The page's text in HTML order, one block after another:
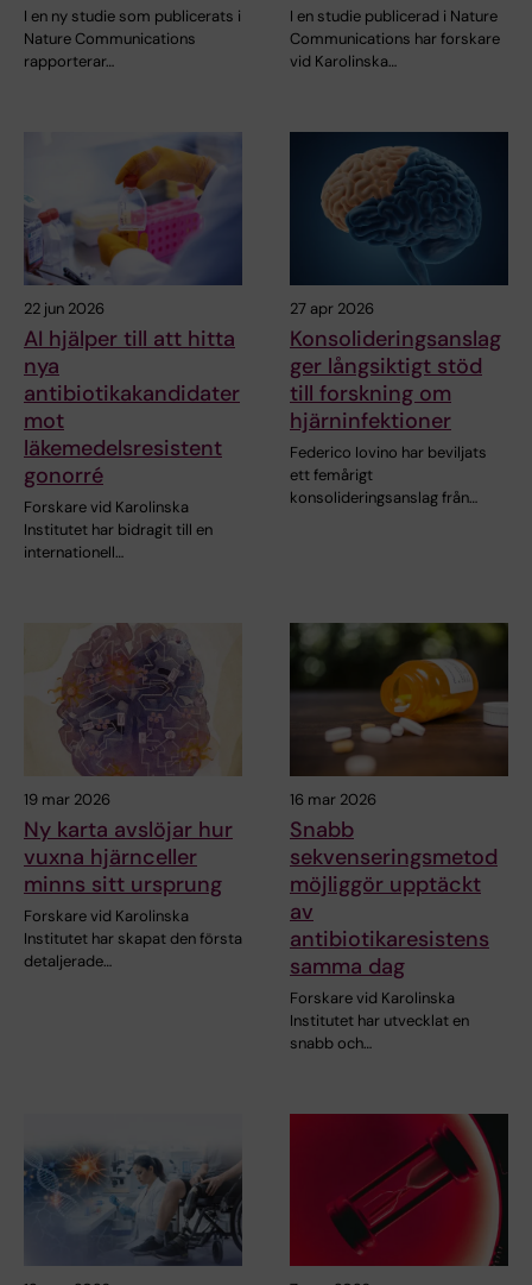
I en ny studie som publicerats i
Nature Communications
rapporterar…
I en studie publicerad i Nature
Communications har forskare
vid Karolinska…
22 jun 2026
AI hjälper till att hitta
nya
antibiotikakandidater
mot
läkemedelsresistent
gonorré
Forskare vid Karolinska
Institutet har bidragit till en
internationell…
27 apr 2026
Konsolideringsanslag
ger långsiktigt stöd
till forskning om
hjärninfektioner
Federico Iovino har beviljats
ett femårigt
konsolideringsanslag från…
19 mar 2026
Ny karta avslöjar hur
vuxna hjärnceller
minns sitt ursprung
Forskare vid Karolinska
Institutet har skapat den första
detaljerade…
16 mar 2026
Snabb
sekvenseringsmetod
möjliggör upptäckt
av
antibiotikaresistens
samma dag
Forskare vid Karolinska
Institutet har utvecklat en
snabb och…